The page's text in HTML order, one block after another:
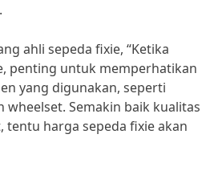
ahli sepeda fixie, “Ketika
penting untuk memperhatikan
yang digunakan, seperti
wheelset. Semakin baik kualitas
harga sepeda fixie akan